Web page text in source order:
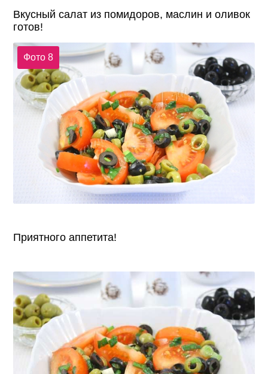
Вкусный салат из помидоров, маслин и оливок
готов!
Фото 8
Приятного аппетита!